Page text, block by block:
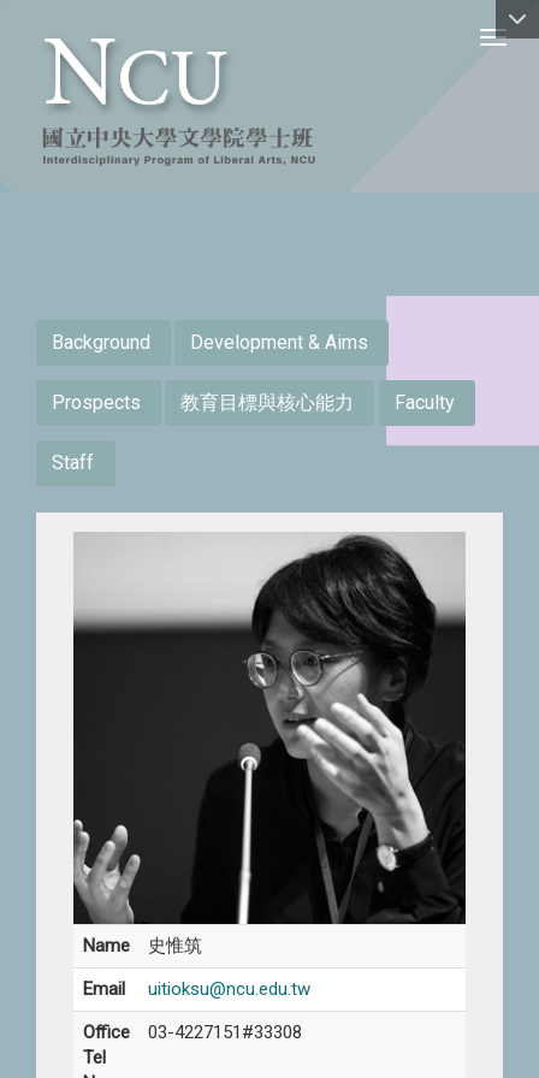
Background Development & Aims
Prospects 教育目標與核心能力 Faculty
Staff
Name
史惟筑
Email
uitioksu@ncu.edu.tw
Office
Tel
03-4227151#33308